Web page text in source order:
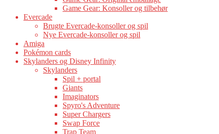
Game Gear: Konsoller og tilbehør
Evercade
Brugte Evercade-konsoller og spil
Nye Evercade-konsoller og spil
Amiga
Pokémon cards
Skylanders og Disney Infinity
Skylanders
Spil + portal
Giants
Imaginators
Spyro's Adventure
Super Chargers
Swap Force
Trap Team